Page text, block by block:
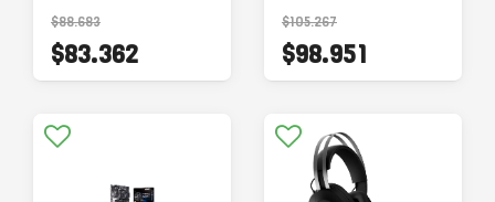
$88.683
$83.362
$105.267
$98.951